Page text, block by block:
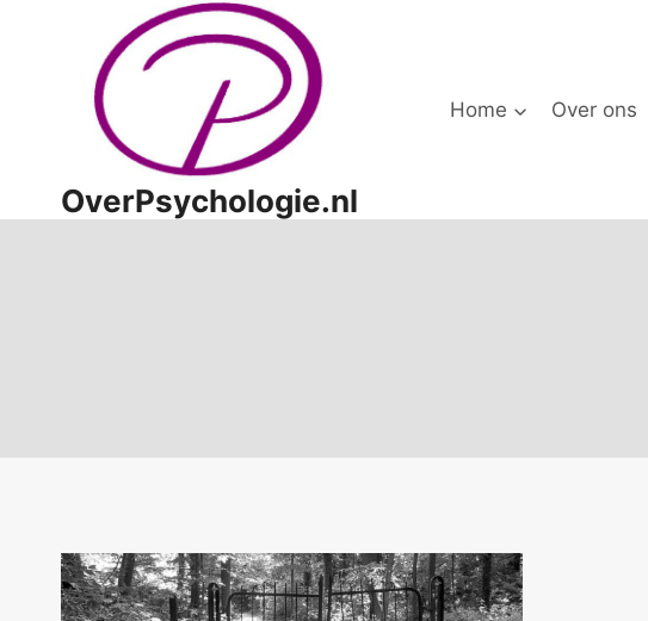
OverPsychologie.nl
Home Over ons